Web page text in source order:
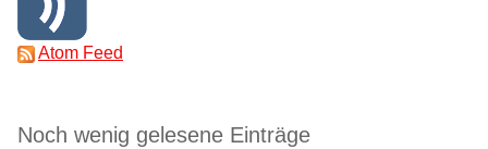
Atom Feed
Noch wenig gelesene Einträge